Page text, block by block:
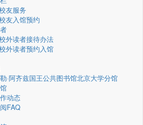
友服务
友入馆预约
外读者接待办法
外读者预约入馆
·阿齐兹国王公共图书馆北京大学分馆
动态
FAQ